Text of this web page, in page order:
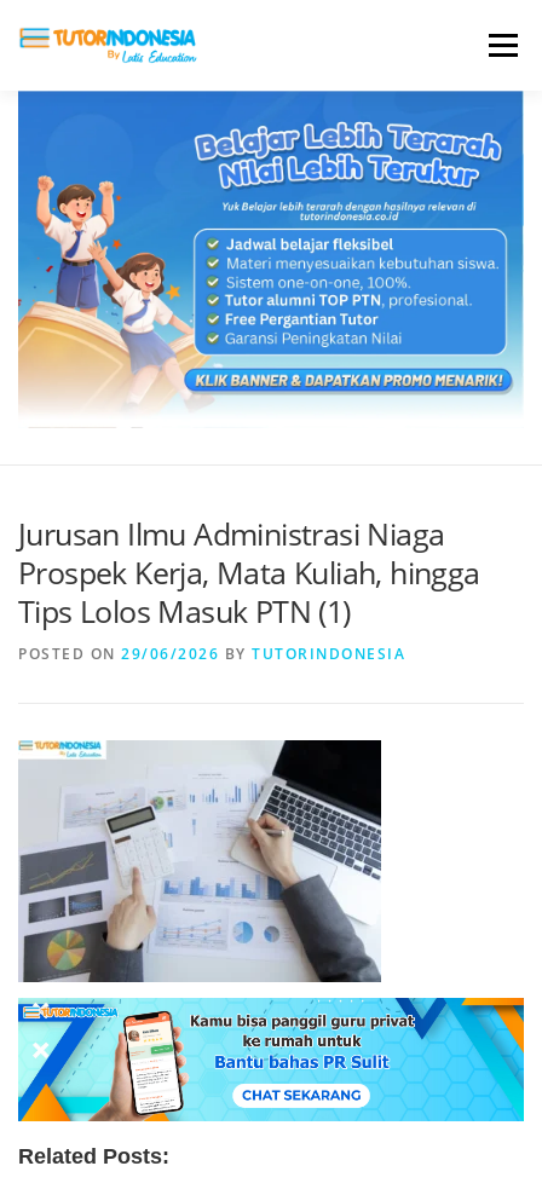
Menu
ABOUT US JADI PENGAJAR
BIAYA LES TESTIMONI PROFIL ALUMNI
BLOG DAFTAR SEKOLAH
Jurusan Ilmu Administrasi Niaga
Prospek Kerja, Mata Kuliah, hingga
Tips Lolos Masuk PTN (1)
POSTED ON 29/06/2026 BY TUTORINDONESIA
Related Posts: